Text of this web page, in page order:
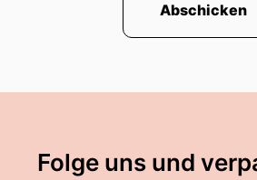
Abschicken
Folge uns und